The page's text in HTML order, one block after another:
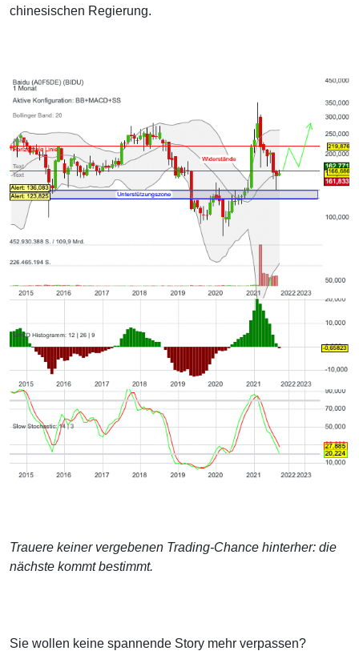
chinesischen Regierung.
Trauere keiner vergebenen Trading-Chance hinterher: die
nächste kommt bestimmt.
Sie wollen keine spannende Story mehr verpassen?